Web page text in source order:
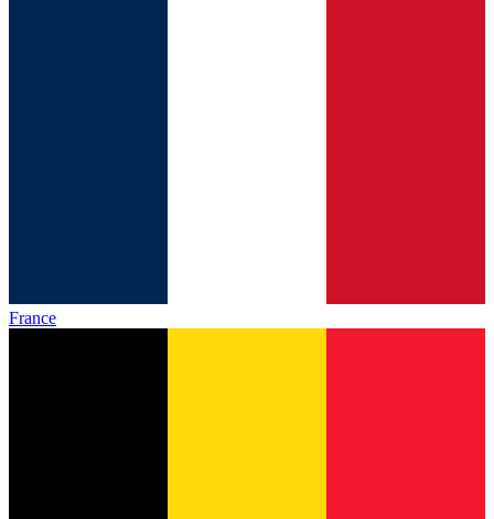
France